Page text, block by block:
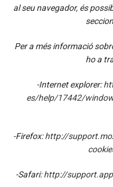
al seu navegador, és
Per a més informació
ho a
-Internet explorer:
es/help/17442/
-Firefox:http://
-Safari:http://